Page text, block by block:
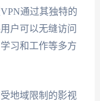
通过其独特的
户可以无缝访问
习和工作等多方
地域限制的影视